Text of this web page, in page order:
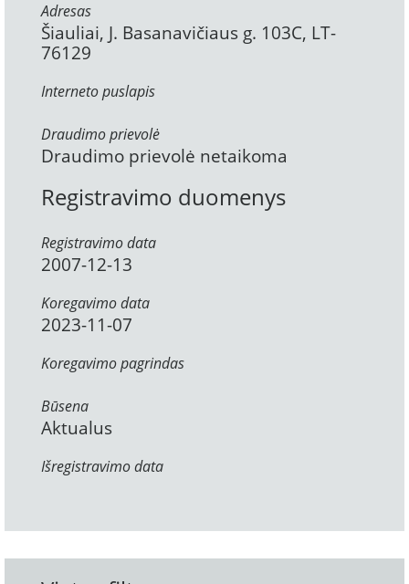
Adresas
Šiauliai, J. Basanavičiaus g. 103C, LT-
76129
Interneto puslapis
Draudimo prievolė
Draudimo prievolė netaikoma
Registravimo duomenys
Registravimo data
2007-12-13
Koregavimo data
2023-11-07
Koregavimo pagrindas
Būsena
Aktualus
Išregistravimo data